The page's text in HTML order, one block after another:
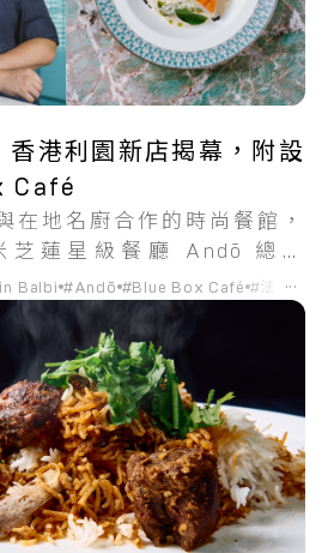
港利園新店揭幕，附設
Café
在地名廚合作的時尚餐館，
芝蓮星級餐廳 Andō 總廚
奢華饗宴。
Balbi #Andō #Blue Box Café #法餐...